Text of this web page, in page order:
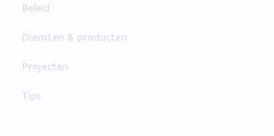
Beleid
Diensten & producten
Projecten
Tips